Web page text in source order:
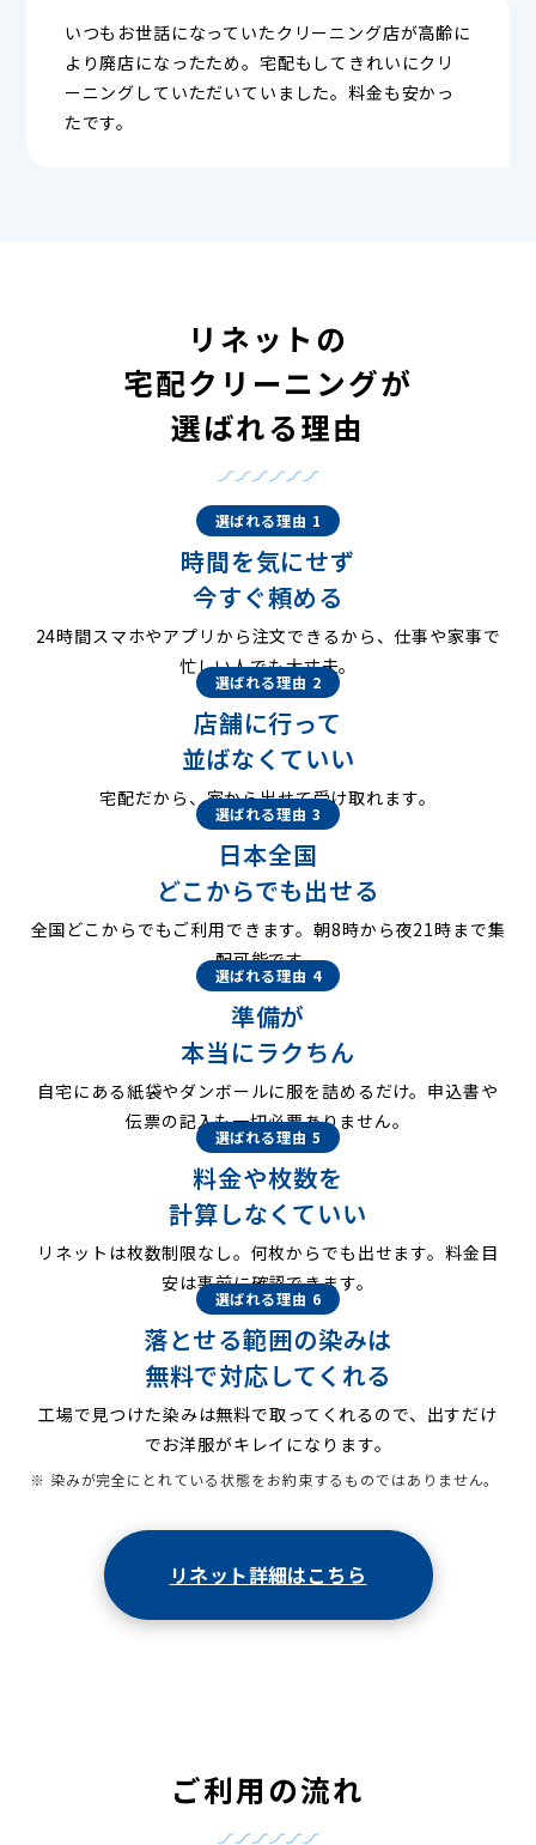
いつもお世話になっていたクリーニング店が高齢に
より廃店になったため。宅配もしてきれいにクリ
ーニングしていただいていました。料金も安かっ
たです。
リネットの
宅配クリーニングが
選ばれる理由
選ばれる理由 1
時間を気にせず
今すぐ頼める
24時間スマホやアプリから注文できるから、仕事や家事で
忙しい人でも大丈夫。
選ばれる理由 2
店舗に行って
並ばなくていい
宅配だから、家から出せて受け取れます。
選ばれる理由 3
日本全国
どこからでも出せる
全国どこからでもご利用できます。朝8時から夜21時まで集
配可能です。
選ばれる理由 4
準備が
本当にラクちん
自宅にある紙袋やダンボールに服を詰めるだけ。申込書や
伝票の記入も一切必要ありません。
選ばれる理由 5
料金や枚数を
計算しなくていい
リネットは枚数制限なし。何枚からでも出せます。料金目
安は事前に確認できます。
選ばれる理由 6
落とせる範囲の染みは
無料で対応してくれる
工場で見つけた染みは無料で取ってくれるので、出すだけ
でお洋服がキレイになります。
※ 染みが完全にとれている状態をお約束するものではありません。
リネット詳細はこちら
ご利用の流れ